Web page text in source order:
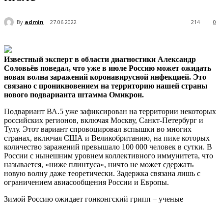
By admin 27.06.2022 0
214
Известный эксперт в области диагностики Александр
Соловьёв поведал, что уже в июле Россию может ожидать
новая волна заражений коронавирусной инфекцией. Это
связано с проникновением на территорию нашей страны
нового подварианта штамма Омикрон.
Подвариант ВА.5 уже зафиксирован на территории некоторых
российских регионов, включая Москву, Санкт-Петербург и
Тулу. Этот вариант спровоцировал вспышки во многих
странах, включая США и Великобританию, на пике которых
количество заражений превышало 100 000 человек в сутки. В
России с нынешним уровнем коллективного иммунитета, что
называется, «ниже плинтуса», ничто не может сдержать
новую волну даже теоретически. Задержка связана лишь с
ограничением авиасообщения России и Европы.
Зимой Россию ожидает гонконгский грипп – ученые